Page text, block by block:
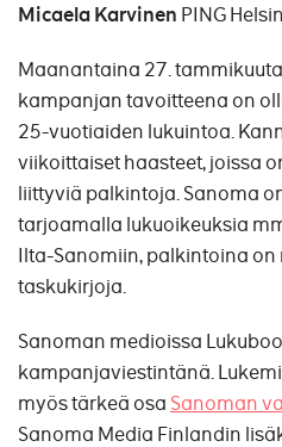
Micaela Karvinen PING
Maanantaina 27.
kampanjan tavoitteena on
25-vuotiaiden lukuintoa.
viikoittaiset haasteet, joissa
liittyviä palkintoja. Sanoma
tarjoamalla lukuoikeuksia
Ilta-Sanomiin, palkintoina on
taskukirjoja.
Sanoman medioissa
kampanjaviestintänä.
myös tärkeä osa Sanoman
Sanoma Media Finlandin